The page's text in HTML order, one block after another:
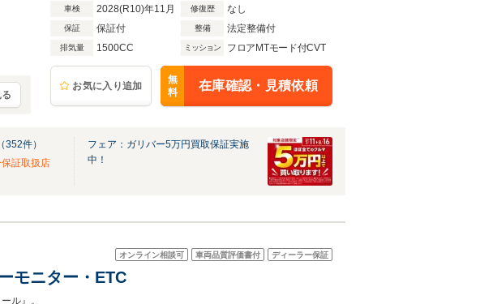
車検 2028(R10)年11月 修復歴 なし
保証 保証付 整備 法定整備付
排気量 1500CC ミッション フロアMTモード付CVT
お気に入り追加
無
料
在庫確認・見積依頼
352件）
証取扱店
フェア：ガリバー5万円買取保証実施
中！
オンライン相談可 車両品質評価書付 ディーラー保証
モニター・ETC
ル』。